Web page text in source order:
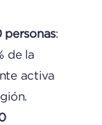
personas:
de la
activa